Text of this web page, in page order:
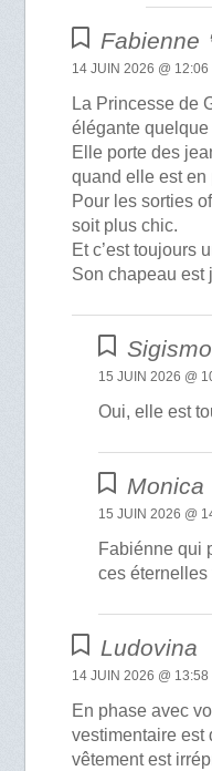
Fabienne
14 JUIN 2026 @ 12:06
La Princesse de
élégante
Elle porte des
quand elle est en
Pour les sorties
soit plus chic.
Et c’est toujours
Son chapeau est
15 JUIN 2026 @
Oui, elle est
Monica
15 JUIN 2026 @
Fabiénne qui
ces éternelles
Ludovina
14 JUIN 2026 @ 13:58
En phase avec
vestimentaire est
vêtement est